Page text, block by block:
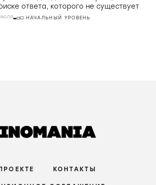
СРЕДНИЙ УРОВЕНЬ
«Медведь» — не о кухне, а о
ответа, которого не существует